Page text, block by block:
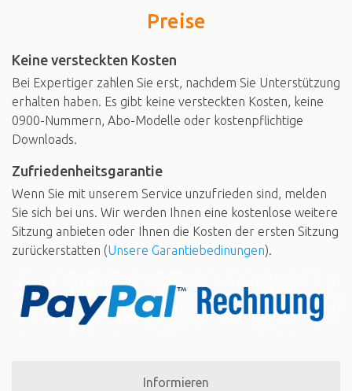
Preise
Keine versteckten Kosten
Bei Expertiger zahlen Sie erst, nachdem Sie Unterstützung
erhalten haben. Es gibt keine versteckten Kosten, keine
0900-Nummern, Abo-Modelle oder kostenpflichtige
Downloads.
Zufriedenheitsgarantie
Wenn Sie mit unserem Service unzufrieden sind, melden
Sie sich bei uns. Wir werden Ihnen eine kostenlose weitere
Sitzung anbieten oder Ihnen die Kosten der ersten Sitzung
zurückerstatten (Unsere Garantiebedinungen).
Informieren